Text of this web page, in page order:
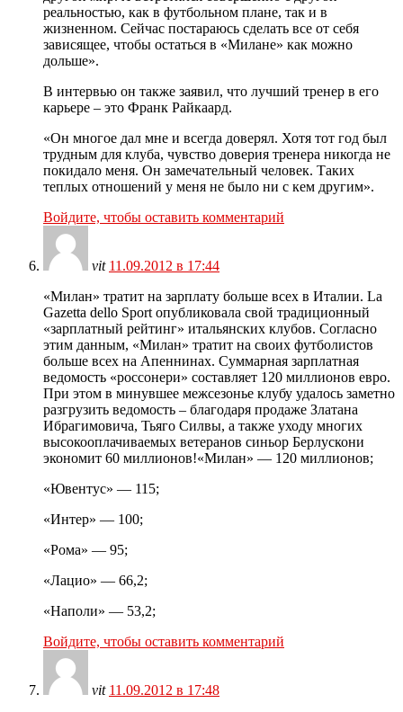
реальностью, как в футбольном плане, так и в
жизненном. Сейчас постараюсь сделать все от себя
зависящее, чтобы остаться в «Милане» как можно
дольше».
В интервью он также заявил, что лучший тренер в его
карьере – это Франк Райкаард.
«Он многое дал мне и всегда доверял. Хотя тот год был
трудным для клуба, чувство доверия тренера никогда не
покидало меня. Он замечательный человек. Таких
теплых отношений у меня не было ни с кем другим».
Войдите, чтобы оставить комментарий
vit 11.09.2012 в 17:44
«Милан» тратит на зарплату больше всех в Италии. La
Gazetta dello Sport опубликовала свой традиционный
«зарплатный рейтинг» итальянских клубов. Согласно
этим данным, «Милан» тратит на своих футболистов
больше всех на Апеннинах. Суммарная зарплатная
ведомость «россонери» составляет 120 миллионов евро.
При этом в минувшее межсезонье клубу удалось заметно
разгрузить ведомость – благодаря продаже Златана
Ибрагимовича, Тьяго Силвы, а также уходу многих
высокооплачиваемых ветеранов синьор Берлускони
экономит 60 миллионов!«Милан» — 120 миллионов;
«Ювентус» — 115;
«Интер» — 100;
«Рома» — 95;
«Лацио» — 66,2;
«Наполи» — 53,2;
Войдите, чтобы оставить комментарий
vit 11.09.2012 в 17:48